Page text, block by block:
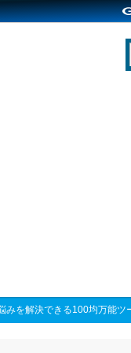
を解決できる100均万能ツ